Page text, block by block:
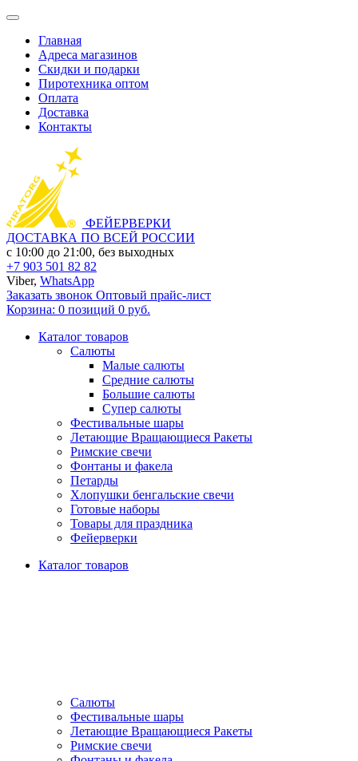
Главная
Адреса магазинов
Скидки и подарки
Пиротехника оптом
Оплата
Доставка
Контакты
ФЕЙЕРВЕРКИ
ДОСТАВКА ПО ВСЕЙ РОССИИ
с 10:00 до 21:00, без выходных
+7 903 501 82 82
Viber, WhatsApp
Заказать звонок Оптовый прайс-лист
Корзина: 0 позиций 0 руб.
Каталог товаров
Салюты
Малые салюты
Средние салюты
Большие салюты
Супер салюты
Фестивальные шары
Летающие Вращающиеся Ракеты
Римские свечи
Фонтаны и факела
Петарды
Хлопушки бенгальские свечи
Готовые наборы
Товары для праздника
Фейерверки
Каталог товаров
Салюты
Фестивальные шары
Летающие Вращающиеся Ракеты
Римские свечи